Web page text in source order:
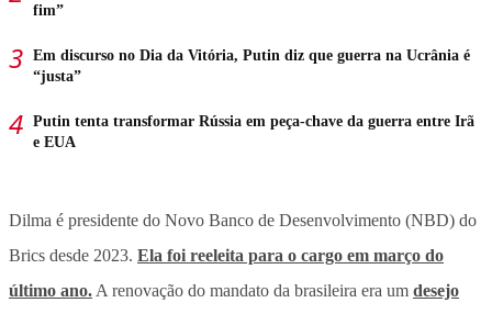
fim”
Em discurso no Dia da Vitória, Putin diz que guerra na Ucrânia é
“justa”
Putin tenta transformar Rússia em peça-chave da guerra entre Irã
e EUA
Dilma é presidente do Novo Banco de Desenvolvimento (NBD) do
Brics desde 2023. Ela foi reeleita para o cargo em março do
último ano. A renovação do mandato da brasileira era um desejo